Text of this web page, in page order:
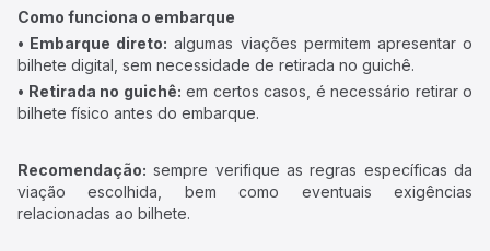
Como funciona o embarque
• Embarque direto: algumas viações permitem apresentar o
bilhete digital, sem necessidade de retirada no guichê.
• Retirada no guichê: em certos casos, é necessário retirar o
bilhete físico antes do embarque.
Recomendação: sempre verifique as regras específicas da
viação escolhida, bem como eventuais exigências
relacionadas ao bilhete.